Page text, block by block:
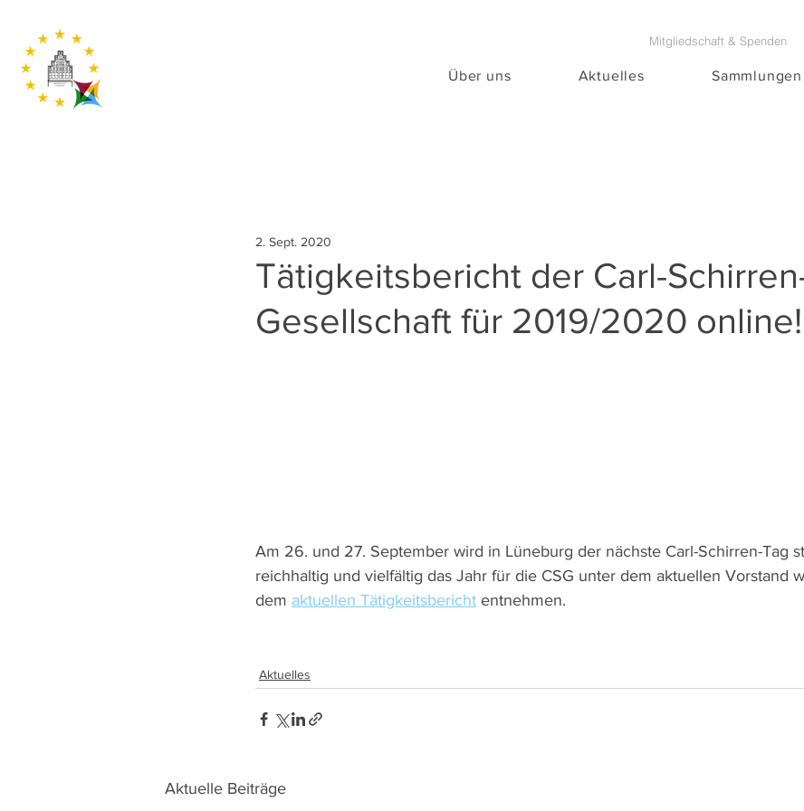
Über uns Aktuelles Sammlungen
Mitgliedschaft & Spenden
Tätigkeitsbericht der Carl-
Gesellschaft für 2019/2020 online!
2. Sept. 2020
Am 26. und 27. September wird in Lüneburg der nächste Carl-Schirren-Tag
reichhaltig und vielfältig das Jahr für die CSG unter dem aktuellen Vorstand
dem aktuellen Tätigkeitsbericht entnehmen.
Aktuelles
Aktuelle Beiträge